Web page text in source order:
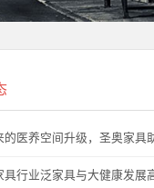
们怎么不嫌贵了
的医养空间升级，圣奥家具
具行业泛家具与大健康发展